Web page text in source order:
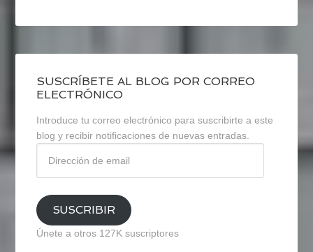
SUSCRÍBETE AL BLOG POR CORREO
ELECTRÓNICO
Introduce tu correo electrónico para suscribirte a este
blog y recibir notificaciones de nuevas entradas.
email
SUSCRIBIR
Únete a otros 127K suscriptores